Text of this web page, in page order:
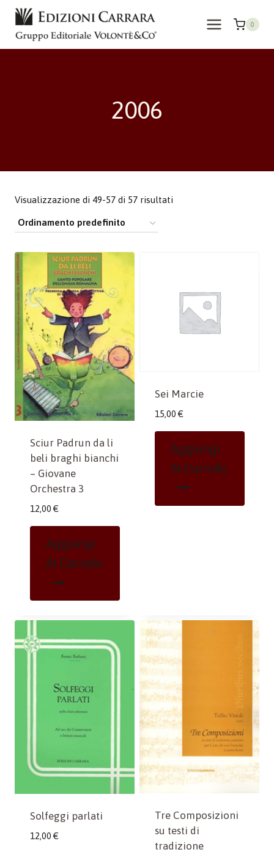
Salta
contenuto
0
2006
Visualizzazione di 49-57 di 57 risultati
Sciur Padrun da li
beli braghi bianchi
– Giovane
Orchestra 3
12,00 €
Aggiungi
Al Carrello
Sei Marcie
15,00 €
Aggiungi
Al Carrello
Solfeggi parlati
12,00 €
Tre Composizioni
su testi di
tradizione